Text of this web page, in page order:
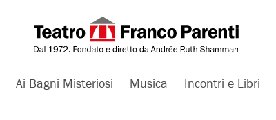
Ai Bagni Misteriosi Musica Incontri e Libri